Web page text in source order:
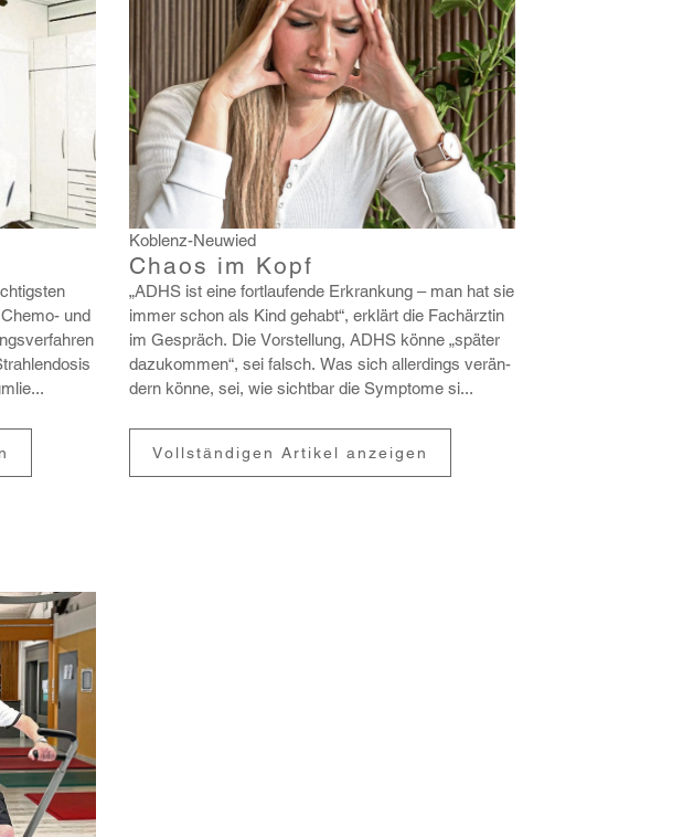
und
Koblenz-Neuwied
Chaos im Kopf
„ADHS ist eine fort­lau­fende Erkran­kung – man hat sie
immer schon als Kind gehabt“, erklärt die Fach­ärztin
im Gespräch. Die Vorstel­lung, ADHS könne „später
dazu­kommen“, sei falsch. Was sich aller­dings verän­
dern könne, sei, wie sichtbar die Symptome si...
Vollständigen Artikel anzeigen